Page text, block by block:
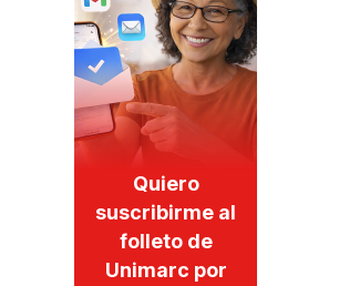
Quiero
suscribirme al
folleto de
Unimarc por